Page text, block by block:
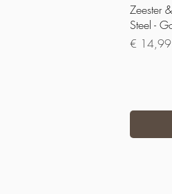
Zeester
Steel -
Prijs
€ 14,99